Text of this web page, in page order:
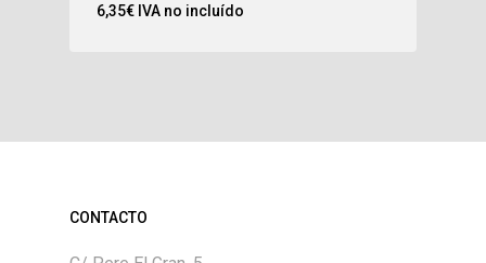
6,35€ IVA no incluído
CONTACTO